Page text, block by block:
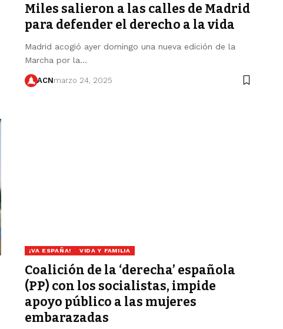
Miles salieron a las calles de Madrid
para defender el derecho a la vida
Madrid acogió ayer domingo una nueva edición de la
Marcha por la…
ACNmarzo 24, 2025
¡VA ESPAÑA! VIDA Y FAMILIA
Coalición de la ‘derecha’ española
(PP) con los socialistas, impide
apoyo público a las mujeres
embarazadas